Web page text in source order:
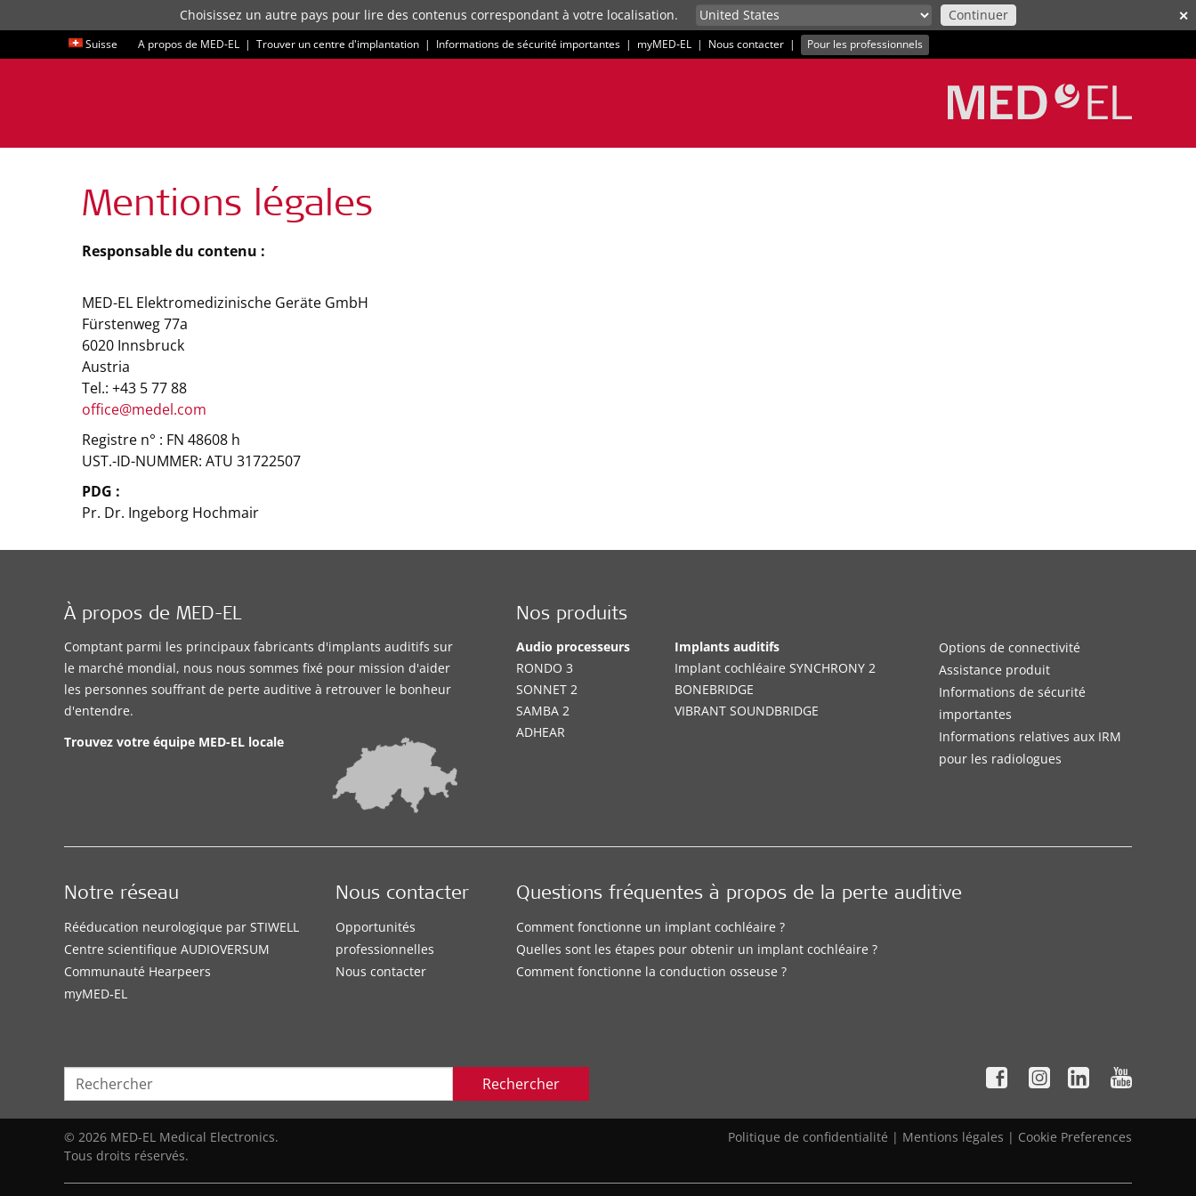
✕
Choisissez un autre pays pour lire des contenus correspondant à votre localisation. Continuer
Suisse A propos de MED-EL | Trouver un centre d'implantation | Informations de sécurité importantes | myMED‑EL | Nous contacter | Pour les professionnels
Mentions légales
Responsable du contenu :
MED-EL Elektromedizinische Geräte GmbH
Fürstenweg 77a
6020 Innsbruck
Austria
Tel.: +43 5 77 88
office@medel.com
Registre n° : FN 48608 h
UST.-ID-NUMMER: ATU 31722507
PDG :
Pr. Dr. Ingeborg Hochmair
À propos de MED-EL
Comptant parmi les principaux fabricants d'implants auditifs sur
le marché mondial, nous nous sommes fixé pour mission d'aider
les personnes souffrant de perte auditive à retrouver le bonheur
d'entendre.
Trouvez votre équipe MED-EL locale
Nos produits
Audio processeurs
RONDO 3
SONNET 2
SAMBA 2
ADHEAR
Implants auditifs
Implant cochléaire SYNCHRONY 2
BONEBRIDGE
VIBRANT SOUNDBRIDGE
Options de connectivité
Assistance produit
Informations de sécurité
importantes
Informations relatives aux IRM
pour les radiologues
Questions fréquentes à propos de la perte auditive
Comment fonctionne un implant cochléaire ?
Quelles sont les étapes pour obtenir un implant cochléaire ?
Comment fonctionne la conduction osseuse ?
Notre réseau
Rééducation neurologique par STIWELL
Centre scientifique AUDIOVERSUM
Communauté Hearpeers
myMED‑EL
Nous contacter
Opportunités
professionnelles
Nous contacter
Rechercher
© 2026 MED-EL Medical Electronics.
Tous droits réservés.
Politique de confidentialité | Mentions légales | Cookie Preferences